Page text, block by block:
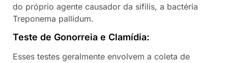
do próprio agente causador da sífilis, a bactéria
Treponema pallidum.
Teste de Gonorreia e Clamídia:
Esses testes geralmente envolvem a coleta de